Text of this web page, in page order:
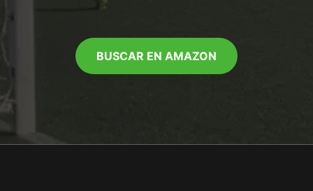
BUSCAR EN AMAZON